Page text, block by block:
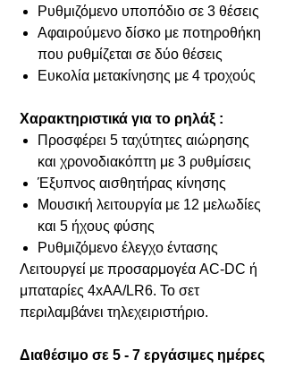
Ρυθμιζόμενο υποπόδιο σε 3 θέσεις
Αφαιρούμενο δίσκο με ποτηροθήκη
που ρυθμίζεται σε δύο θέσεις
Ευκολία μετακίνησης με 4 τροχούς
Χαρακτηριστικά για το ρηλάξ :
Προσφέρει 5 ταχύτητες αιώρησης
και χρονοδιακόπτη με 3 ρυθμίσεις
Έξυπνος αισθητήρας κίνησης
Μουσική λειτουργία με 12 μελωδίες
και 5 ήχους φύσης
Ρυθμιζόμενο έλεγχο έντασης
Λειτουργεί με προσαρμογέα AC-DC ή
μπαταρίες 4xAA/LR6. Το σετ
περιλαμβάνει τηλεχειριστήριο.
Διαθέσιμο σε 5 - 7 εργάσιμες ημέρες